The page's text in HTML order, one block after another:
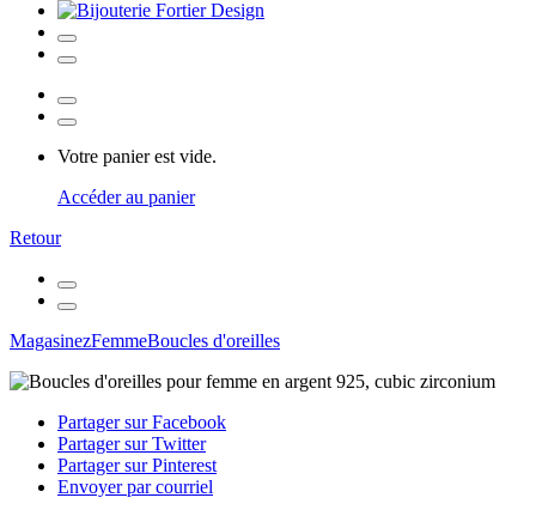
Votre panier est vide.
Accéder au panier
Retour
MagasinezFemmeBoucles d'oreilles
Partager sur Facebook
Partager sur Twitter
Partager sur Pinterest
Envoyer par courriel